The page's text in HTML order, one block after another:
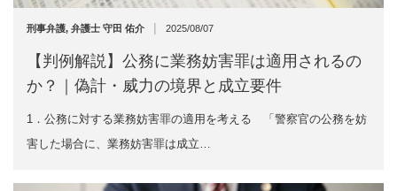
刑事弁護, 弁護士 守田 佑介 | 2025/08/07
【判例解説】公務に業務妨害罪は適用されるの
か？｜偽計・威力の境界と成立要件
1．公務に対する業務妨害罪の適用を考える 「警察官の公務を妨
害した場合に、業務妨害罪は成立…